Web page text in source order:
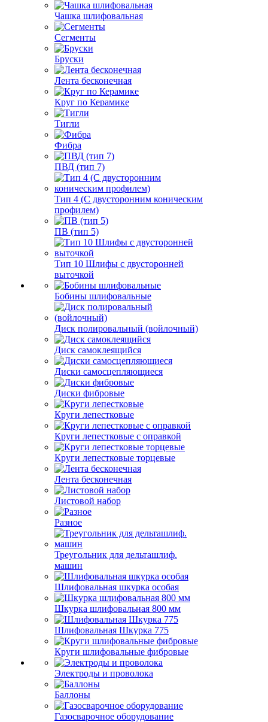
Чашка шлифовальная
Сегменты
Бруски
Лента бесконечная
Круг по Керамике
Тигли
Фибра
ПВД (тип 7)
Тип 4 (С двусторонним коническим
профилем)
ПВ (тип 5)
Тип 10 Шлифы с двусторонней
выточкой
Бобины шлифовальные
Диск полировальный (войлочный)
Диск самоклеящийся
Диски самосцепляющиеся
Диски фибровые
Круги лепестковые
Круги лепестковые с оправкой
Круги лепестковые торцевые
Лента бесконечная
Листовой набор
Разное
Треугольник для дельташлиф.
машин
Шлифовальная шкурка особая
Шкурка шлифовальная 800 мм
Шлифовальная Шкурка 775
Круги шлифовальные фибровые
Электроды и проволока
Баллоны
Газосварочное оборудование